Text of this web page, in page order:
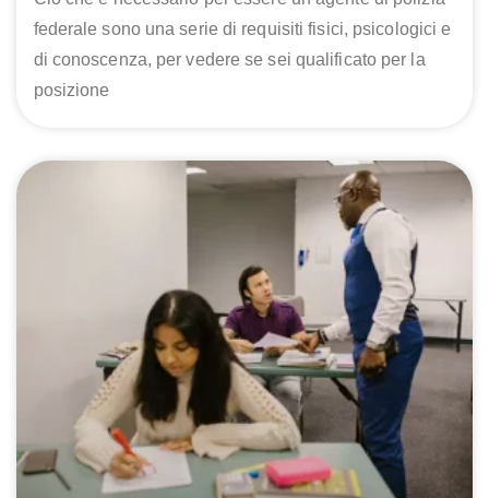
federale sono una serie di requisiti fisici, psicologici e
di conoscenza, per vedere se sei qualificato per la
posizione